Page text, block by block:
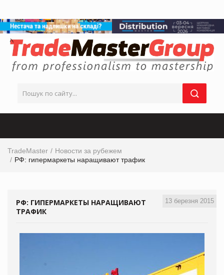
TradeMaster
Новости за рубежем
РФ: гипермаркеты наращивают трафик
13 березня 2015
РФ: ГИПЕРМАРКЕТЫ НАРАЩИВАЮТ
ТРАФИК